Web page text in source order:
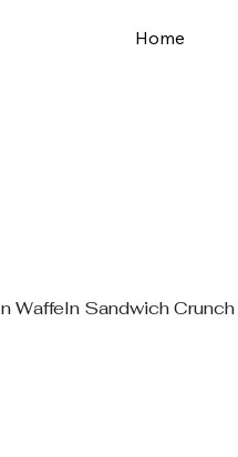
Home
Waffeln Sandwich